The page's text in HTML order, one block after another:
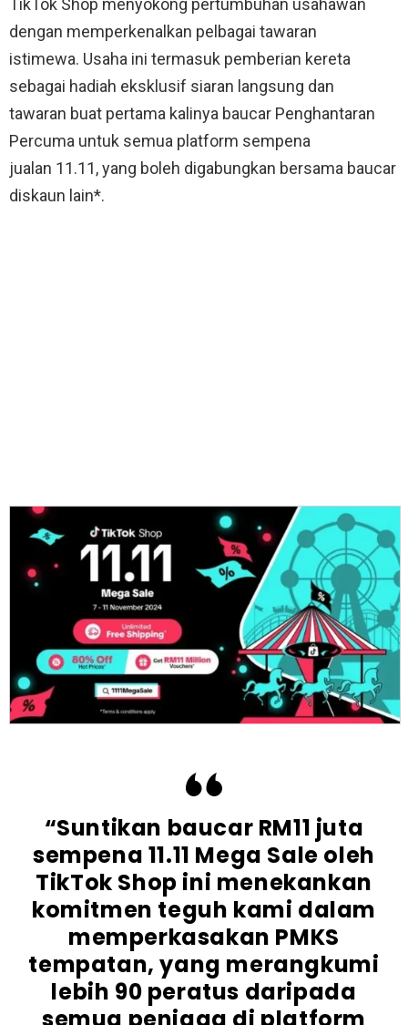
dengan memperkenalkan pelbagai tawaran
istimewa. Usaha ini termasuk pemberian kereta
sebagai hadiah eksklusif siaran langsung dan
tawaran buat pertama kalinya baucar Penghantaran
Percuma untuk semua platform sempena
jualan 11.11, yang boleh digabungkan bersama baucar
diskaun lain*.
“Suntikan baucar RM11 juta
sempena 11.11 Mega Sale oleh
TikTok Shop ini menekankan
komitmen teguh kami dalam
memperkasakan PMKS
tempatan, yang merangkumi
lebih 90 peratus daripada